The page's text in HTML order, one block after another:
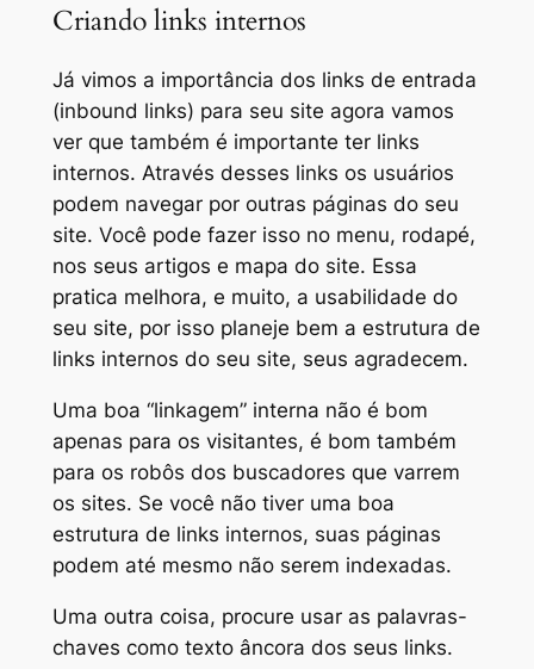
Criando links internos
Já vimos a importância dos links de entrada
(inbound links) para seu site agora vamos
ver que também é importante ter links
internos. Através desses links os usuários
podem navegar por outras páginas do seu
site. Você pode fazer isso no menu, rodapé,
nos seus artigos e mapa do site. Essa
pratica melhora, e muito, a usabilidade do
seu site, por isso planeje bem a estrutura de
links internos do seu site, seus agradecem.
Uma boa “linkagem” interna não é bom
apenas para os visitantes, é bom também
para os robôs dos buscadores que varrem
os sites. Se você não tiver uma boa
estrutura de links internos, suas páginas
podem até mesmo não serem indexadas.
Uma outra coisa, procure usar as palavras-
chaves como texto âncora dos seus links.